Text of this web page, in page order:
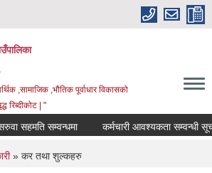
,सामाजिक ,भौतिक पूर्वाधार विकासको
रिब्दीकोट | "
सहमति सम्वन्धमा कर्मचारी आवश्यकता सम्वन्धी सूचना
» कर तथा शुल्कहरु